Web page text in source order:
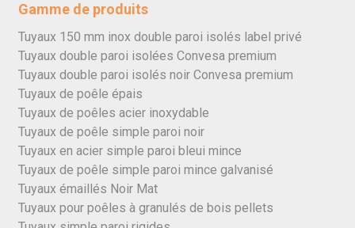
Gamme de produits
Tuyaux 150 mm inox double paroi isolés label privé
Tuyaux double paroi isolées Convesa premium
Tuyaux double paroi isolés noir Convesa premium
Tuyaux de poêle épais
Tuyaux de poêles acier inoxydable
Tuyaux de poêle simple paroi noir
Tuyaux en acier simple paroi bleui mince
Tuyaux de poêle simple paroi mince galvanisé
Tuyaux émaillés Noir Mat
Tuyaux pour poêles à granulés de bois pellets